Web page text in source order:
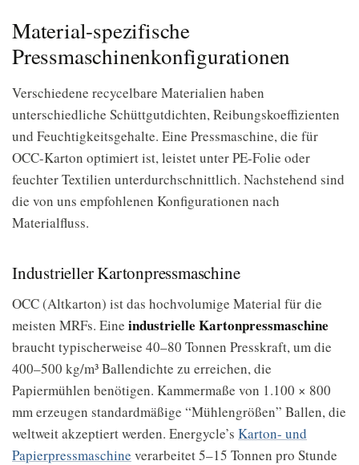
Material-spezifische
Pressmaschinenkonfigurationen
Verschiedene recycelbare Materialien haben
unterschiedliche Schüttgutdichten, Reibungskoeffizienten
und Feuchtigkeitsgehalte. Eine Pressmaschine, die für
OCC-Karton optimiert ist, leistet unter PE-Folie oder
feuchter Textilien unterdurchschnittlich. Nachstehend sind
die von uns empfohlenen Konfigurationen nach
Materialfluss.
Industrieller Kartonpressmaschine
OCC (Altkarton) ist das hochvolumige Material für die
meisten MRFs. Eine industrielle Kartonpressmaschine
braucht typischerweise 40–80 Tonnen Presskraft, um die
400–500 kg/m³ Ballendichte zu erreichen, die
Papiermühlen benötigen. Kammermaße von 1.100 × 800
mm erzeugen standardmäßige “Mühlengrößen” Ballen, die
weltweit akzeptiert werden. Energycle’s Karton- und
Papierpressmaschine verarbeitet 5–15 Tonnen pro Stunde